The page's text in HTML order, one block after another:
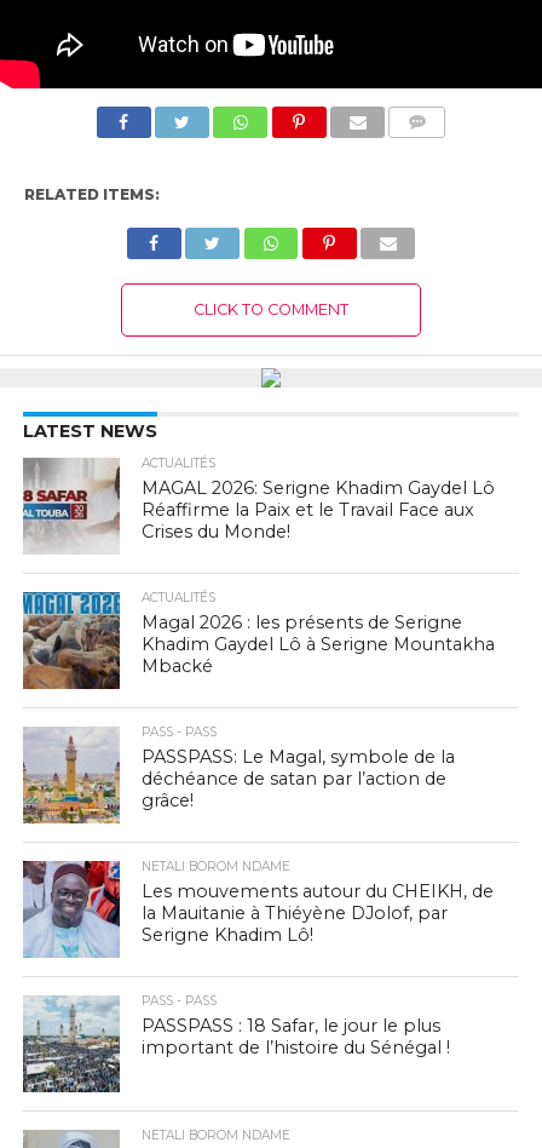
RELATED ITEMS:
CLICK TO COMMENT
LATEST NEWS
ACTUALITÉS
MAGAL 2026: Serigne Khadim Gaydel Lô
Réaffirme la Paix et le Travail Face aux
Crises du Monde!
ACTUALITÉS
Magal 2026 : les présents de Serigne
Khadim Gaydel Lô à Serigne Mountakha
Mbacké
PASS - PASS
PASSPASS: Le Magal, symbole de la
déchéance de satan par l’action de
grâce!
NETALI BOROM NDAME
Les mouvements autour du CHEIKH, de
la Mauitanie à Thiéyène DJolof, par
Serigne Khadim Lô!
PASS - PASS
PASSPASS : 18 Safar, le jour le plus
important de l’histoire du Sénégal !
NETALI BOROM NDAME